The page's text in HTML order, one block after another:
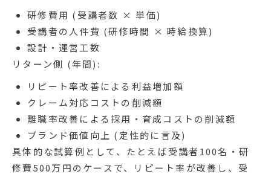
研修費用 (受講者数 × 単価)
受講者の人件費 (研修時間 × 時給換算)
設計・運営工数
リターン側 (年間):
リピート率改善による利益増加額
クレーム対応コストの削減額
離職率改善による採用・育成コストの削減額
ブランド価値向上 (定性的に言及)
具体的な試算例として、たとえば受講者100名・研
修費500万円のケースで、リピート率が改善し、受